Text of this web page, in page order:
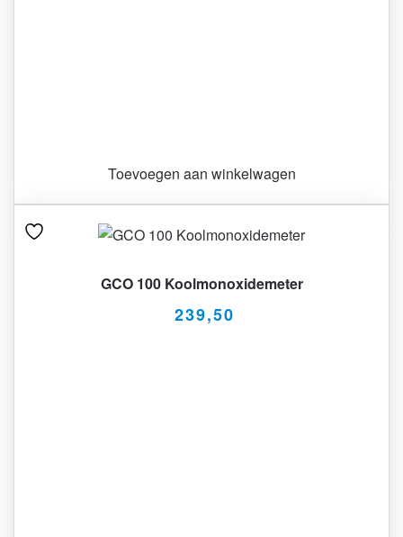
Toevoegen aan winkelwagen
GCO 100 Koolmonoxidemeter
239,50